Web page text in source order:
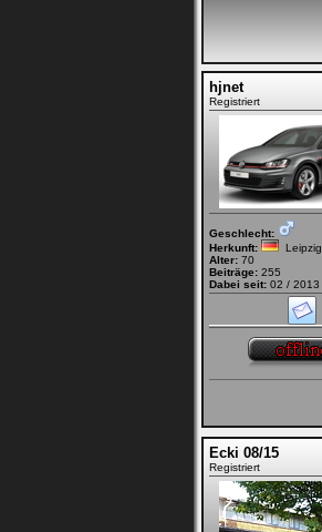
hjnet
Registriert
Geschlecht:
Herkunft:
Leipzig
Alter: 70
Beiträge: 255
Dabei seit: 02 / 2013
Ecki 08/15
Registriert